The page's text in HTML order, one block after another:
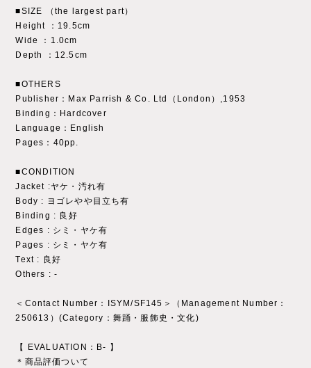
■SIZE （the largest part）
Height ：19.5cm
Wide ：1.0cm
Depth ：12.5cm
■OTHERS
Publisher：Max Parrish & Co. Ltd（London）,1953
Binding：Hardcover
Language：English
Pages：40pp.
■CONDITION
Jacket :ヤケ・汚れ有
Body : ヨゴレやや目立ち有
Binding : 良好
Edges : シミ・ヤケ有
Pages : シミ・ヤケ有
Text : 良好
Others : ‐
＜Contact Number：ISYM/SF145＞（Management Number：
250613）(Category：舞踊・服飾史・文化)
【 EVALUATION：B- 】
＊商品評価ついて